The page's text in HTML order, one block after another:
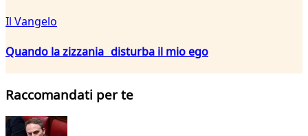
Il Vangelo
Quando la zizzania disturba il mio ego
Raccomandati per te